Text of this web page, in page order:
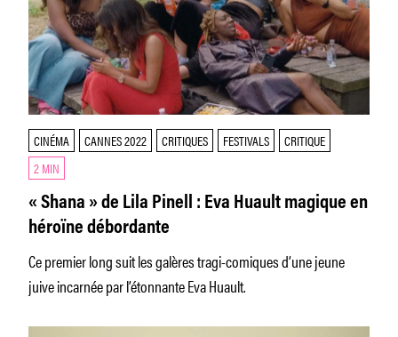
CINÉMA CANNES 2022 CRITIQUES FESTIVALS
CRITIQUE
2 MIN
« Shana » de Lila Pinell : Eva Huault magique en
héroïne débordante
Ce premier long suit les galères tragi-comiques d’une jeune
juive incarnée par l’étonnante Eva Huault.